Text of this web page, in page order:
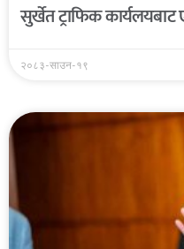
सुर्खेत ट्राफिक
२०८३-साउन-१९